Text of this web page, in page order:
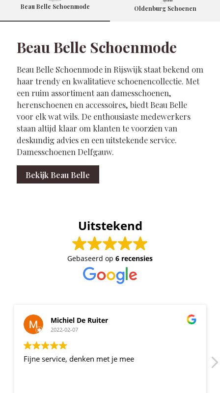
Beau Belle Schoenmode
Beau Belle Schoenmode in Rijswijk staat bekend om
haar trendy en kwalitatieve schoenencollectie. Met
een ruim assortiment aan damesschoenen,
herenschoenen en accessoires, biedt Beau Belle
voor elk wat wils. De enthousiaste medewerkers
staan altijd klaar om klanten te voorzien van
deskundig advies en een uitstekende service.
Damesschoenen Delfgauw.
Bekijk Beau Belle
Beau Belle Schoenmode Oldenburg Schoenen
Uitstekend
Gebaseerd op 6 recensies
Michiel De Ruiter
2022-02-07
Fijne service, denken met je mee